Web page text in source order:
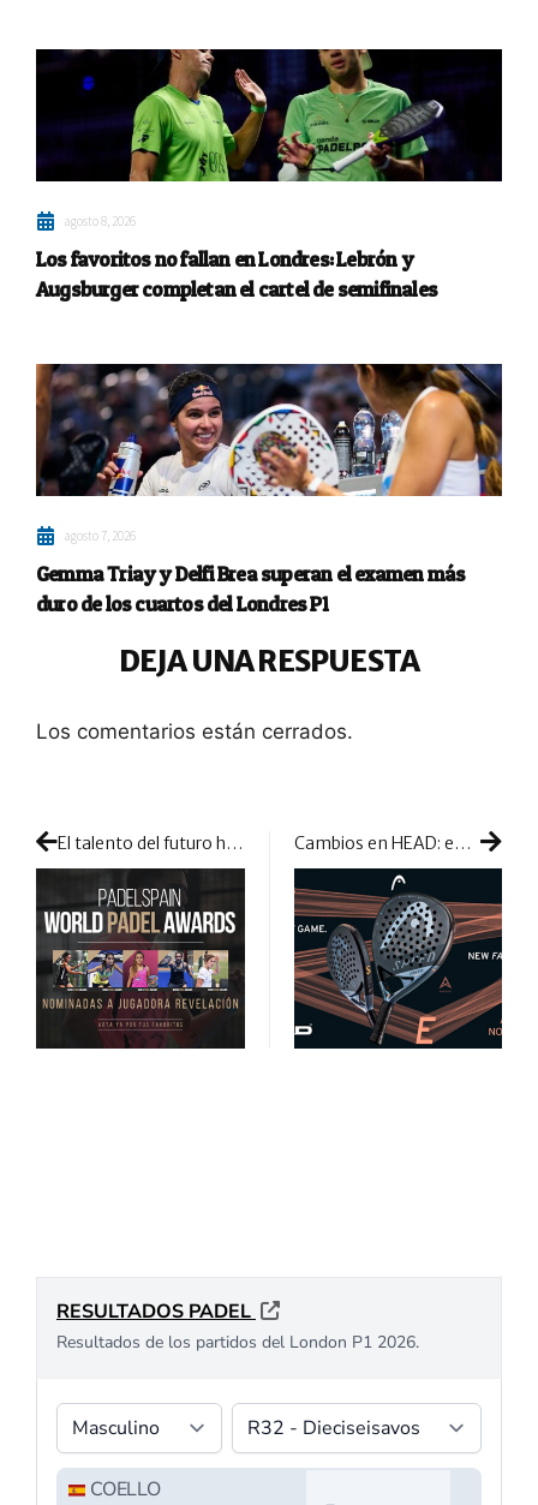
agosto 8, 2026
Los favoritos no fallan en Londres: Lebrón y
Augsburger completan el cartel de semifinales
agosto 7, 2026
Gemma Triay y Delfi Brea superan el examen más
duro de los cuartos del Londres P1
DEJA UNA RESPUESTA
Los comentarios están cerrados.
El talento del futuro habla en femenino: cinco jugadoras revelación cuyo nombre conviene apuntar Cambios en HEAD: entra la serie Speed para despedir a la exitosa Alpha